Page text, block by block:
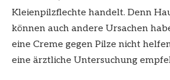
Kleienpilzflechte handelt. Denn
können auch andere Ursachen
eine Creme gegen Pilze nicht
eine ärztliche Untersuchung